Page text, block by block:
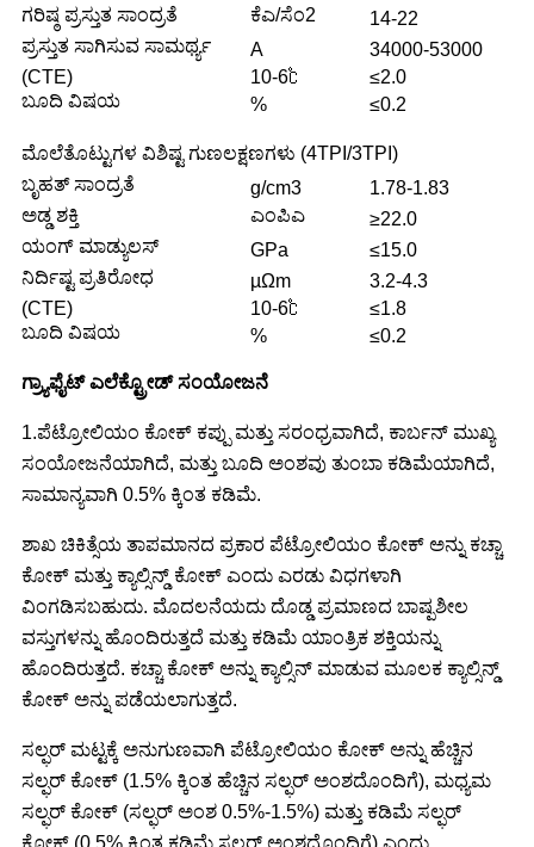
ಗರಿಷ್ಠ ಪ್ರಸ್ತುತ ಸಾಂದ್ರತೆ
ಕೆಎ/ಸೆಂ2
14-22
ಪ್ರಸ್ತುತ ಸಾಗಿಸುವ ಸಾಮರ್ಥ್ಯ
A
34000-53000
(CTE)
10-6℃
≤2.0
ಬೂದಿ ವಿಷಯ
% ≤0.2
ಮೊಲೆತೊಟ್ಟುಗಳ ವಿಶಿಷ್ಟ ಗುಣಲಕ್ಷಣಗಳು (4TPI/3TPI)
ಬೃಹತ್ ಸಾಂದ್ರತೆ
g/cm3
1.78-1.83
ಅಡ್ಡ ಶಕ್ತಿ
ಎಂಪಿಎ
≥22.0
ಯಂಗ್ ಮಾಡ್ಯುಲಸ್
GPa
≤15.0
ನಿರ್ದಿಷ್ಟ ಪ್ರತಿರೋಧ
µΩm
3.2-4.3
(CTE)
10-6℃
≤1.8
ಬೂದಿ ವಿಷಯ
% ≤0.2
ಗ್ರ್ಯಾಫೈಟ್ ಎಲೆಕ್ಟ್ರೋಡ್ ಸಂಯೋಜನೆ
1.ಪೆಟ್ರೋಲಿಯಂ ಕೋಕ್ ಕಪ್ಪು ಮತ್ತು ಸರಂಧ್ರವಾಗಿದೆ, ಕಾರ್ಬನ್ ಮುಖ್ಯ
ಸಂಯೋಜನೆಯಾಗಿದೆ, ಮತ್ತು ಬೂದಿ ಅಂಶವು ತುಂಬಾ ಕಡಿಮೆಯಾಗಿದೆ,
ಸಾಮಾನ್ಯವಾಗಿ 0.5% ಕ್ಕಿಂತ ಕಡಿಮೆ.
ಶಾಖ ಚಿಕಿತ್ಸೆಯ ತಾಪಮಾನದ ಪ್ರಕಾರ ಪೆಟ್ರೋಲಿಯಂ ಕೋಕ್ ಅನ್ನು ಕಚ್ಚಾ
ಕೋಕ್ ಮತ್ತು ಕ್ಯಾಲ್ಸಿನ್ಡ್ ಕೋಕ್ ಎಂದು ಎರಡು ವಿಧಗಳಾಗಿ
ವಿಂಗಡಿಸಬಹುದು. ಮೊದಲನೆಯದು ದೊಡ್ಡ ಪ್ರಮಾಣದ ಬಾಷ್ಪಶೀಲ
ವಸ್ತುಗಳನ್ನು ಹೊಂದಿರುತ್ತದೆ ಮತ್ತು ಕಡಿಮೆ ಯಾಂತ್ರಿಕ ಶಕ್ತಿಯನ್ನು
ಹೊಂದಿರುತ್ತದೆ. ಕಚ್ಚಾ ಕೋಕ್ ಅನ್ನು ಕ್ಯಾಲ್ಸಿನ್ ಮಾಡುವ ಮೂಲಕ ಕ್ಯಾಲ್ಸಿನ್ಡ್
ಕೋಕ್ ಅನ್ನು ಪಡೆಯಲಾಗುತ್ತದೆ.
ಸಲ್ಫರ್ ಮಟ್ಟಕ್ಕೆ ಅನುಗುಣವಾಗಿ ಪೆಟ್ರೋಲಿಯಂ ಕೋಕ್ ಅನ್ನು ಹೆಚ್ಚಿನ
ಸಲ್ಫರ್ ಕೋಕ್ (1.5% ಕ್ಕಿಂತ ಹೆಚ್ಚಿನ ಸಲ್ಫರ್ ಅಂಶದೊಂದಿಗೆ), ಮಧ್ಯಮ
ಸಲ್ಫರ್ ಕೋಕ್ (ಸಲ್ಫರ್ ಅಂಶ 0.5%-1.5%) ಮತ್ತು ಕಡಿಮೆ ಸಲ್ಫರ್